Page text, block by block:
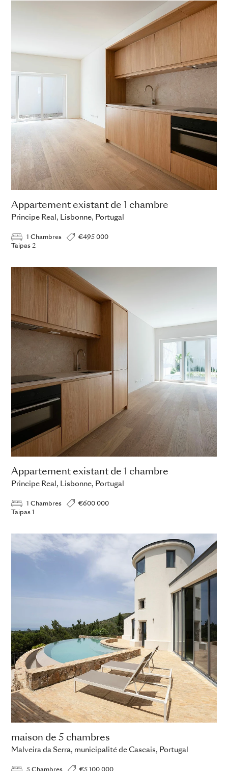
Appartement existant de 1 chambre
Principe Real, Lisbonne, Portugal
1 Chambres
€495 000
Taipas 2
Appartement existant de 1 chambre
Principe Real, Lisbonne, Portugal
1 Chambres
€600 000
Taipas 1
maison de 5 chambres
Malveira da Serra, municipalité de Cascais, Portugal